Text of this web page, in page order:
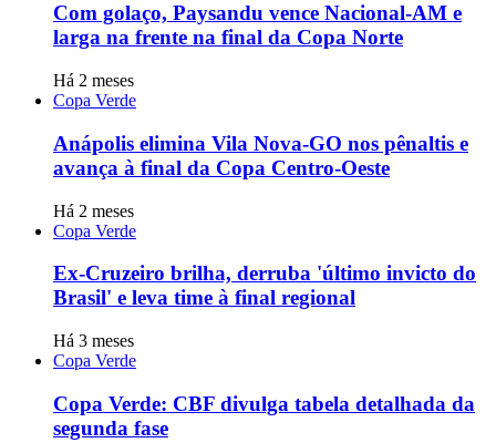
Com golaço, Paysandu vence Nacional-AM e
larga na frente na final da Copa Norte
Há 2 meses
Copa Verde
Anápolis elimina Vila Nova-GO nos pênaltis e
avança à final da Copa Centro-Oeste
Há 2 meses
Copa Verde
Ex-Cruzeiro brilha, derruba 'último invicto do
Brasil' e leva time à final regional
Há 3 meses
Copa Verde
Copa Verde: CBF divulga tabela detalhada da
segunda fase